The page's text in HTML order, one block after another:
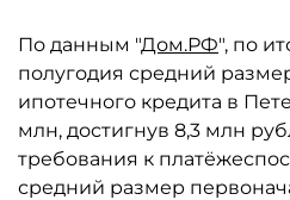
По данным "Дом.РФ", по
полугодия средний
ипотечного кредита в
млн, достигнув 8,3 млн
требования к
средний размер